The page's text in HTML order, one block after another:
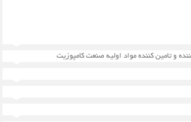
و تامین کننده مواد اولیه صنعت کامپوزیت